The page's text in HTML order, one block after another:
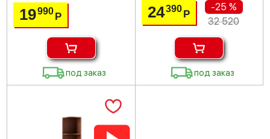
19990Р
под заказ
24390 Р
-25 %
32 520
под заказ